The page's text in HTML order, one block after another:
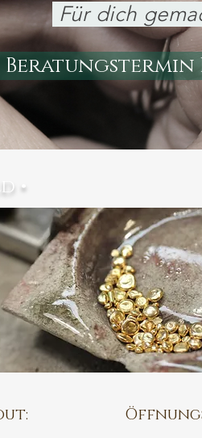
Für dich
Beratungstermin
•